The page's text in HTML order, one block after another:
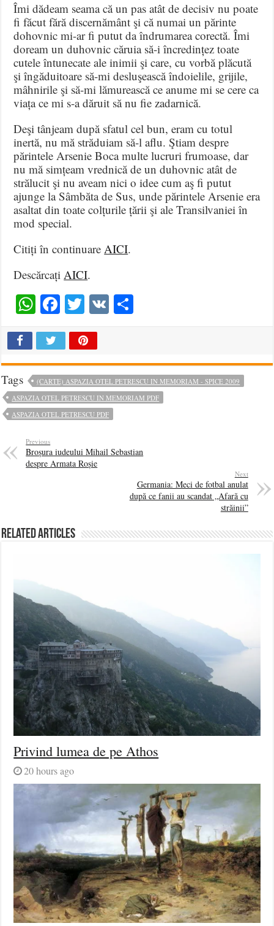
Îmi dădeam seama că un pas atât de decisiv nu poate
fi făcut fără discernământ şi că numai un părinte
dohovnic mi-ar fi putut da îndrumarea corectă. Îmi
doream un duhovnic căruia să-i încredințez toate
cutele întunecate ale inimii şi care, cu vorbă plăcută
şi îngăduitoare să-mi desluşească îndoielile, grijile,
mâhnirile şi să-mi lămurească ce anume mi se cere ca
viața ce mi s-a dăruit să nu fie zadarnică.
Deşi tânjeam după sfatul cel bun, eram cu totul
inertă, nu mă străduiam să-l aflu. Ştiam despre
părintele Arsenie Boca multe lucruri frumoase, dar
nu mă simțeam vrednică de un duhovnic atât de
strălucit şi nu aveam nici o idee cum aş fi putut
ajunge la Sâmbăta de Sus, unde părintele Arsenie era
asaltat din toate colțurile țării şi ale Transilvaniei în
mod special.
Citiți în continuareAICI.
DescărcațiAICI.
WhatsApp
Facebook
Twitter
VK
Tags
(CARTE) ASPAZIA OTEL PETRESCU IN MEMORIAM - SPICE 2009
ASPAZIA OTEL PETRESCU IN MEMORIAM PDF
ASPAZIA OTEL PETRESCU PDF
Previous
Broșura iudeului Mihail Sebastian
despre Armata Roșie
Next
Germania: Meci de fotbal anulat
după ce fanii au scandat „Afară cu
străinii”
Related Articles
Privind lumea de pe Athos
20 hours ago